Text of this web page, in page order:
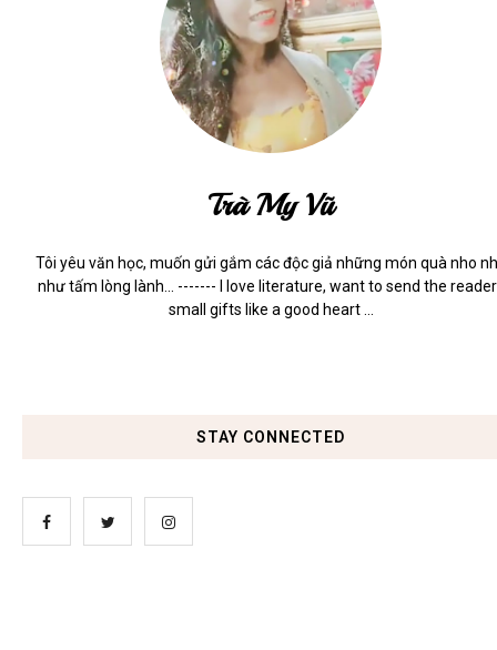
Trà My Vũ
Tôi yêu văn học, muốn gửi gắm các độc giả những món quà nho
như tấm lòng lành... ------- I love literature, want to send the
small gifts like a good heart ...
STAY CONNECTED